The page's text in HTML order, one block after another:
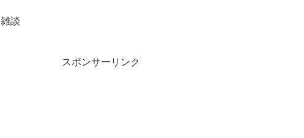
雑談
スポンサーリンク